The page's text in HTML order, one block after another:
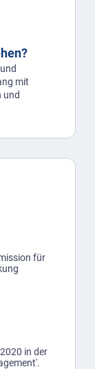
mit
und
für
in der